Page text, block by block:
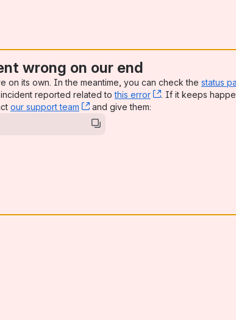
wrong on our end
on its own. In the meantime, you can check the status
reported related tothis error , (opens new
. If it keeps
our support team , (opens new window)
and give them: